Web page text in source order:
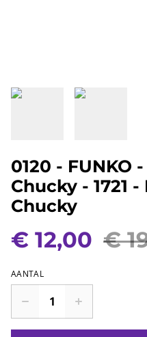
0120 - FUNKO
Chucky - 1721
Chucky
€ 12,00 €
AANTAL